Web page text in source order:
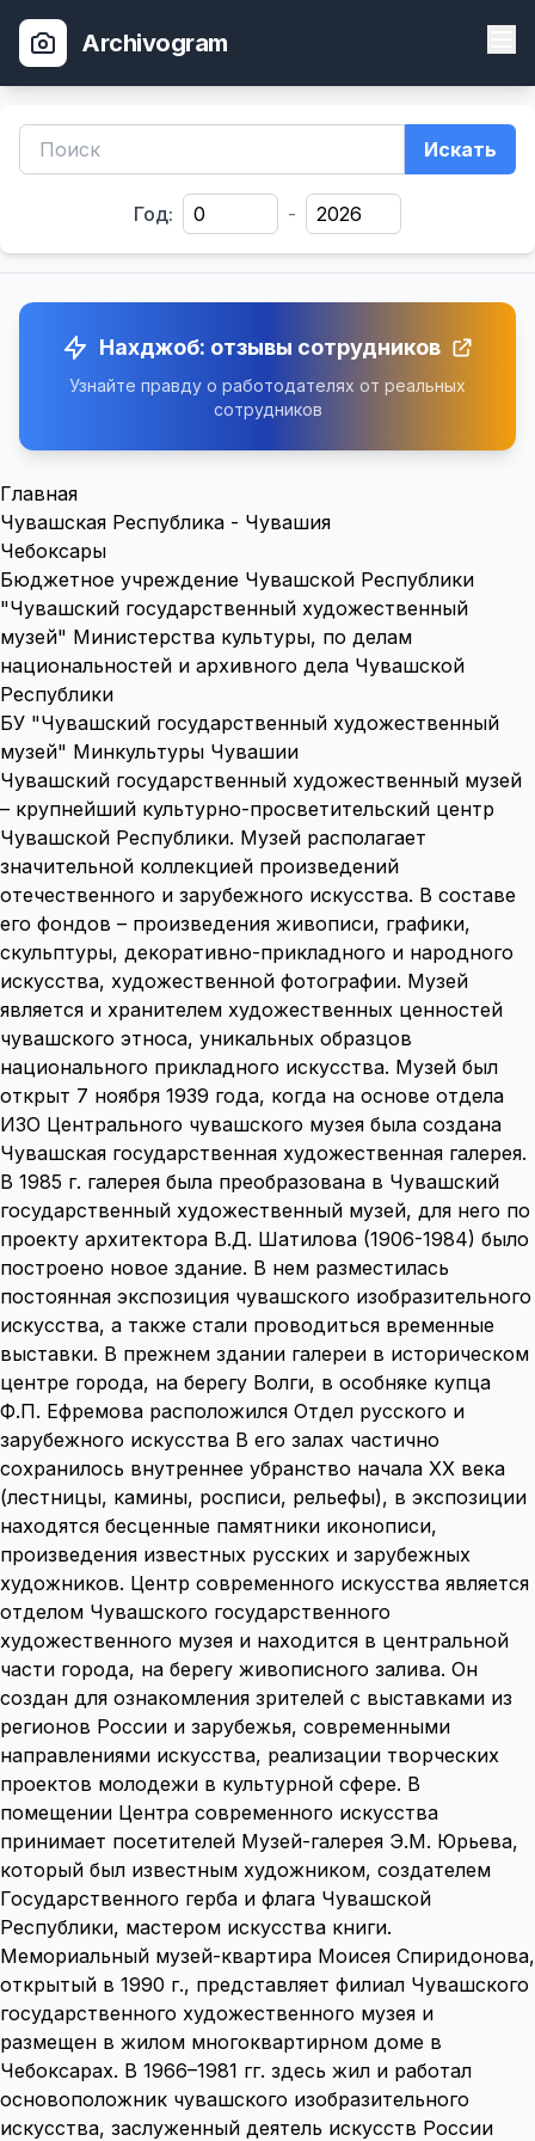
Archivogram
Искать
Год: -
Нахджоб: отзывы сотрудников
Узнайте правду о работодателях от реальных
сотрудников
Главная
Чувашская Республика - Чувашия
Чебоксары
Бюджетное учреждение Чувашской Республики
"Чувашский государственный художественный
музей" Министерства культуры, по делам
национальностей и архивного дела Чувашской
Республики
БУ "Чувашский государственный художественный
музей" Минкультуры Чувашии
Чувашский государственный художественный музей
– крупнейший культурно-просветительский центр
Чувашской Республики. Музей располагает
значительной коллекцией произведений
отечественного и зарубежного искусства. В составе
его фондов – произведения живописи, графики,
скульптуры, декоративно-прикладного и народного
искусства, художественной фотографии. Музей
является и хранителем художественных ценностей
чувашского этноса, уникальных образцов
национального прикладного искусства. Музей был
открыт 7 ноября 1939 года, когда на основе отдела
ИЗО Центрального чувашского музея была создана
Чувашская государственная художественная галерея.
В 1985 г. галерея была преобразована в Чувашский
государственный художественный музей, для него по
проекту архитектора В.Д. Шатилова (1906-1984) было
построено новое здание. В нем разместилась
постоянная экспозиция чувашского изобразительного
искусства, а также стали проводиться временные
выставки. В прежнем здании галереи в историческом
центре города, на берегу Волги, в особняке купца
Ф.П. Ефремова расположился Отдел русского и
зарубежного искусства В его залах частично
сохранилось внутреннее убранство начала XX века
(лестницы, камины, росписи, рельефы), в экспозиции
находятся бесценные памятники иконописи,
произведения известных русских и зарубежных
художников. Центр современного искусства является
отделом Чувашского государственного
художественного музея и находится в центральной
части города, на берегу живописного залива. Он
создан для ознакомления зрителей с выставками из
регионов России и зарубежья, современными
направлениями искусства, реализации творческих
проектов молодежи в культурной сфере. В
помещении Центра современного искусства
принимает посетителей Музей-галерея Э.М. Юрьева,
который был известным художником, создателем
Государственного герба и флага Чувашской
Республики, мастером искусства книги.
Мемориальный музей-квартира Моисея Спиридонова,
открытый в 1990 г., представляет филиал Чувашского
государственного художественного музея и
размещен в жилом многоквартирном доме в
Чебоксарах. В 1966–1981 гг. здесь жил и работал
основоположник чувашского изобразительного
искусства, заслуженный деятель искусств России